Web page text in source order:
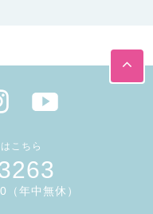
こちら
年中無休）